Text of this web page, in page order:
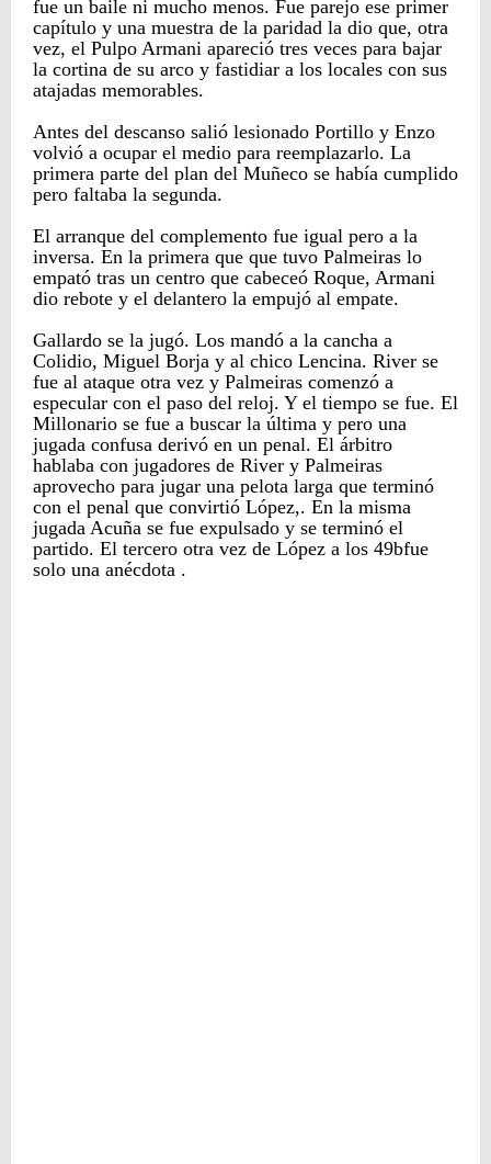
fue un baile ni mucho menos. Fue parejo ese primer
capítulo y una muestra de la paridad la dio que, otra
vez, el Pulpo Armani apareció tres veces para bajar
la cortina de su arco y fastidiar a los locales con sus
atajadas memorables.
Antes del descanso salió lesionado Portillo y Enzo
volvió a ocupar el medio para reemplazarlo. La
primera parte del plan del Muñeco se había cumplido
pero faltaba la segunda.
El arranque del complemento fue igual pero a la
inversa. En la primera que que tuvo Palmeiras lo
empató tras un centro que cabeceó Roque, Armani
dio rebote y el delantero la empujó al empate.
Gallardo se la jugó. Los mandó a la cancha a
Colidio, Miguel Borja y al chico Lencina. River se
fue al ataque otra vez y Palmeiras comenzó a
especular con el paso del reloj. Y el tiempo se fue. El
Millonario se fue a buscar la última y pero una
jugada confusa derivó en un penal. El árbitro
hablaba con jugadores de River y Palmeiras
aprovecho para jugar una pelota larga que terminó
con el penal que convirtió López,. En la misma
jugada Acuña se fue expulsado y se terminó el
partido. El tercero otra vez de López a los 49bfue
solo una anécdota .